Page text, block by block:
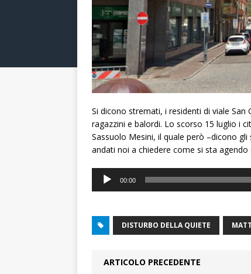
Si dicono stremati, i residenti di viale
ragazzini e balordi. Lo scorso 15 luglio i
Sassuolo Mesini, il quale però –dicono
andati noi a chiedere come si sta
Audio
Player
00:00
DISTURBO DELLA QUIETE
ARTICOLO PRECEDENTE